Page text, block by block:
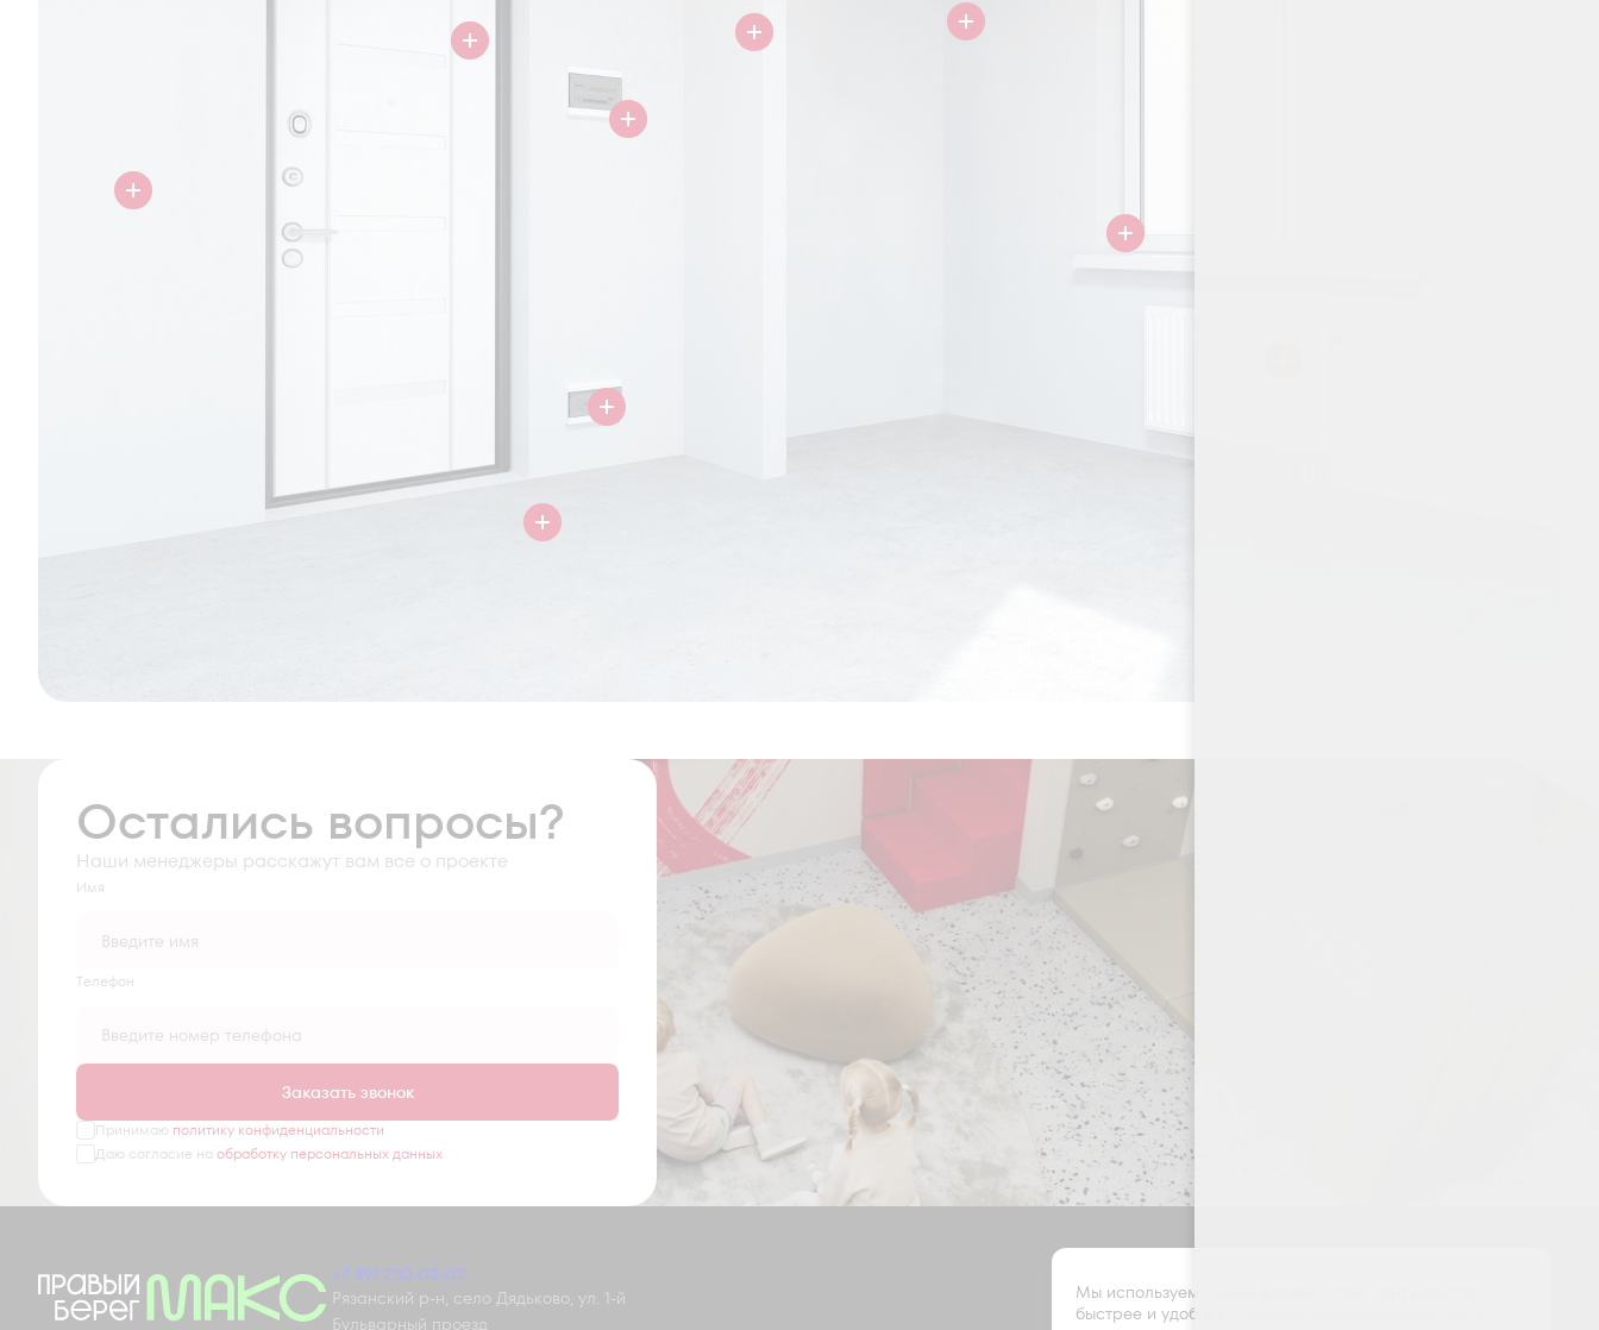
Остались вопросы?
Наши менеджеры расскажут вам все о проекте
Имя
Tелефон
Заказать звонок
Принимаю политику конфиденциальности
Даю согласие на обработку персональных данных
+7 491 230-03-03
Рязанский р-н, село Дядьково, ул. 1-й
Бульварный проезд
Мы используем cookie-файлы, чтобы сайт работал
быстрее и удобнее.